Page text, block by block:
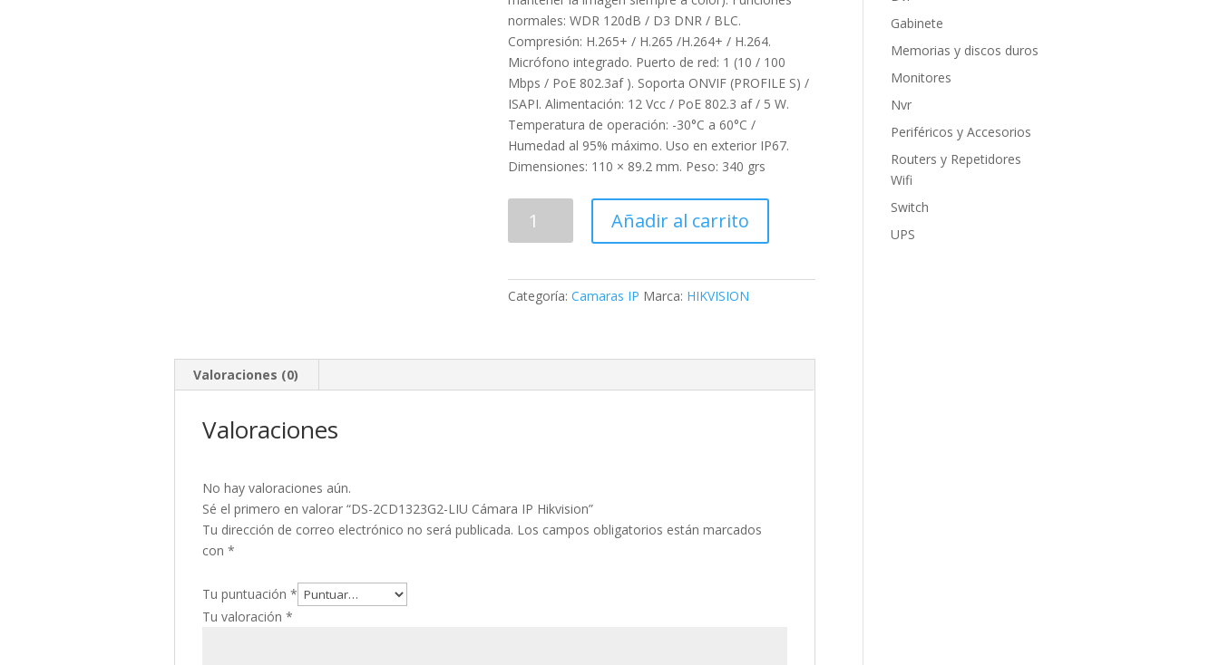
normales: WDR 120dB / D3 DNR / BLC.
Compresión: H.265+ / H.265 /H.264+ / H.264.
Micrófono integrado. Puerto de red: 1 (10 / 100
Mbps / PoE 802.3af ). Soporta ONVIF (PROFILE S) /
ISAPI. Alimentación: 12 Vcc / PoE 802.3 af / 5 W.
Temperatura de operación: -30°C a 60°C /
Humedad al 95% máximo. Uso en exterior IP67.
Dimensiones: 110 × 89.2 mm. Peso: 340 grs
2CD1323G2-
IP
Añadir al carrito
Categoría: Camaras IP Marca: HIKVISION
Valoraciones (0)
Valoraciones
No hay valoraciones aún.
Sé el primero en valorar “DS-2CD1323G2-LIU Cámara IP Hikvision”
Tu dirección de correo electrónico no será publicada. Los campos obligatorios están marcados
con *
Tu puntuación *
Tu valoración *
Gabinete
Memorias y discos duros
Monitores
Nvr
Periféricos y Accesorios
Routers y Repetidores
Wifi
Switch
UPS